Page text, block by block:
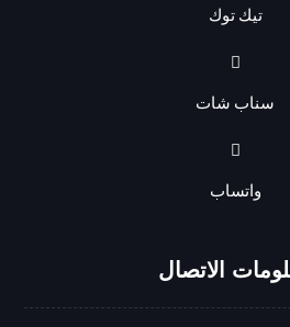
تيك توك
سناب شات
واتساب
الاتصال